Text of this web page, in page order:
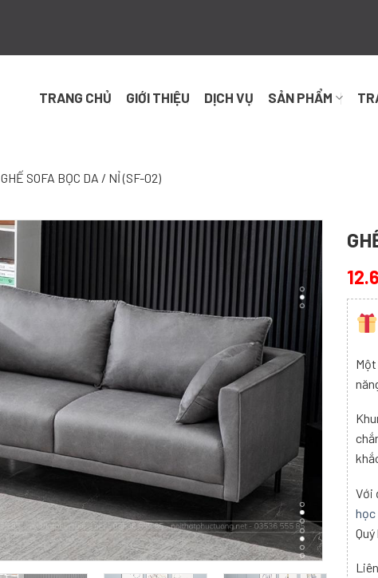
TRANG CHỦ GIỚI THIỆU DỊCH VỤ SẢN PHẨM
GHẾ SOFA BỌC DA / NỈ (SF-02)
Với
học